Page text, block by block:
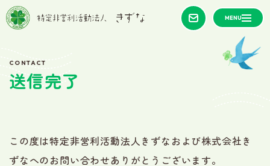
お問
い合
CONTACT
送信完了
この度は特定非営利活動法人きずなおよび株式会社き
ずなへのお問い合わせありがとうございます。